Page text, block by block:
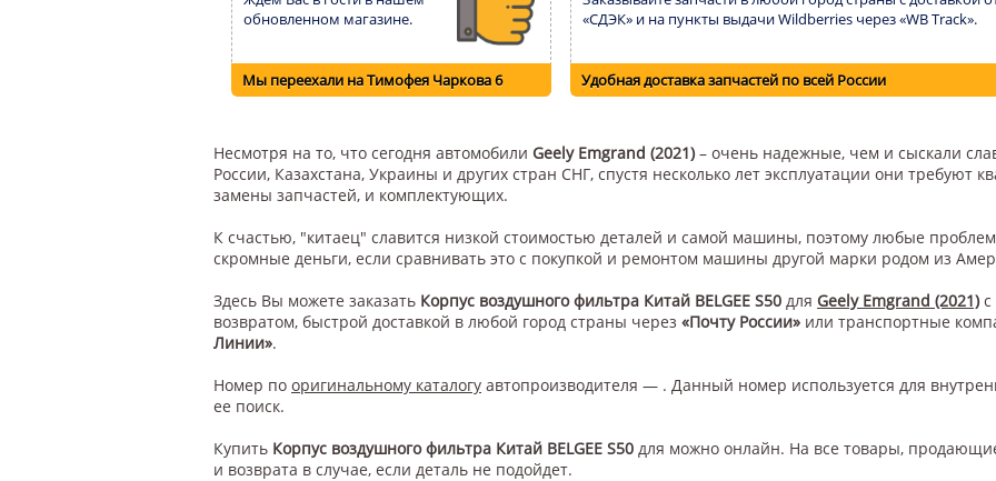
обновленном магазине.
Мы переехали на Тимофея Чаркова 6
«СДЭК» и на пункты выдачи Wildberries через «WB Track».
Удобная доставка запчастей по всей России
Несмотря на то, что сегодня автомобили Geely Emgrand (2021) – очень надежные, чем и сыскали
России, Казахстана, Украины и других стран СНГ, спустя несколько лет эксплуатации они требуют
замены запчастей, и комплектующих.
К счастью, "китаец" славится низкой стоимостью деталей и самой машины, поэтому любые
скромные деньги, если сравнивать это с покупкой и ремонтом машины другой марки родом из
Здесь Вы можете заказать Корпус воздушного фильтра Китай BELGEE S50 для Geely Emgrand (2021)
возвратом, быстрой доставкой в любой город страны через «Почту России» или транспортные
Линии».
Номер по оригинальному каталогу автопроизводителя — . Данный номер используется для
ее поиск.
Купить Корпус воздушного фильтра Китай BELGEE S50 для можно онлайн. На все товары,
и возврата в случае, если деталь не подойдет.